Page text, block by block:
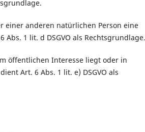
einer anderen natürlichen Person eine
1 lit. d DSGVO als Rechtsgrundlage.
öffentlichen Interesse liegt oder in
Art. 6 Abs. 1 lit. e) DSGVO als